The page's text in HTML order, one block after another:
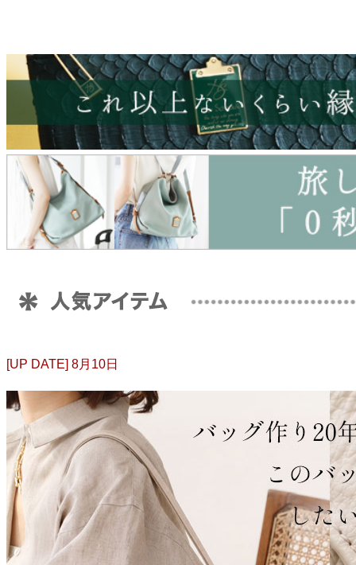
[UP DATE] 8月10日